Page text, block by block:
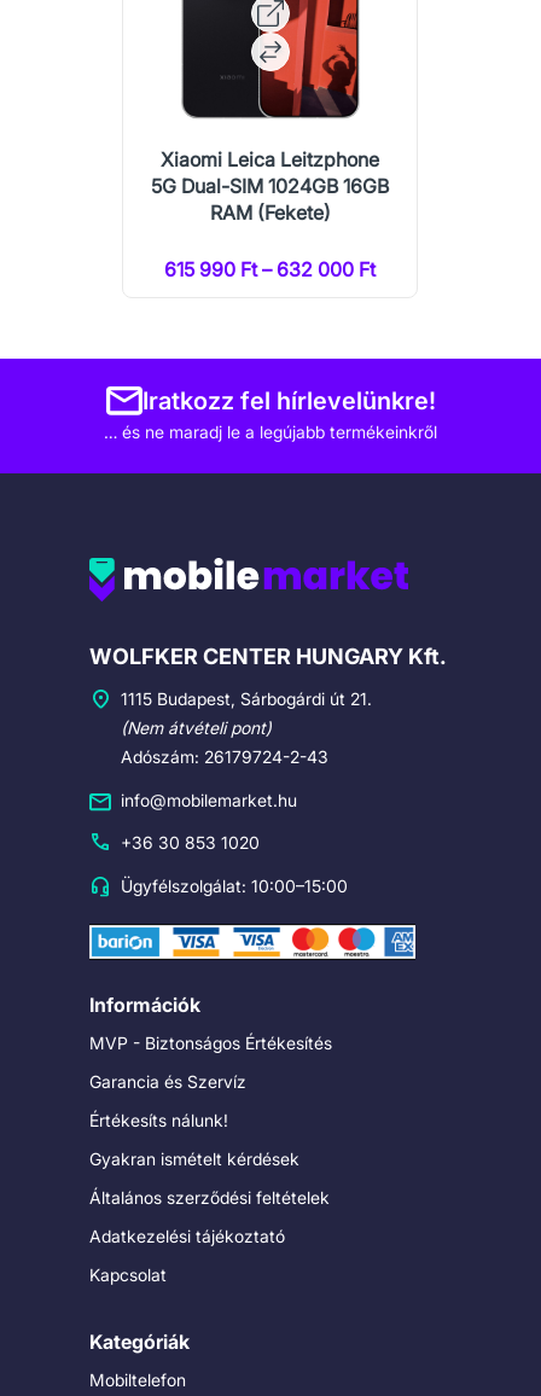
Xiaomi Leica Leitzphone
5G Dual-SIM 1024GB 16GB
RAM (Fekete)
615 990 Ft – 632 000 Ft
Iratkozz fel hírlevelünkre!
… és ne maradj le a legújabb termékeinkről
Cégadatok
WOLFKER CENTER HUNGARY Kft.
1115 Budapest, Sárbogárdi út 21.
(Nem átvételi pont)
Adószám: 26179724-2-43
info@mobilemarket.hu
+36 30 853 1020
Ügyfélszolgálat: 10:00–15:00
Információk
MVP - Biztonságos Értékesítés
Garancia és Szervíz
Értékesíts nálunk!
Gyakran ismételt kérdések
Általános szerződési feltételek
Adatkezelési tájékoztató
Kapcsolat
Kategóriák
Mobiltelefon